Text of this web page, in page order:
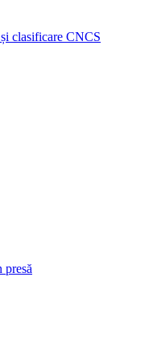
clasificare CNCS
presă